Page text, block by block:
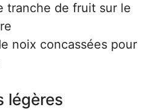
tranche de fruit sur le
noix concassées pour
légères